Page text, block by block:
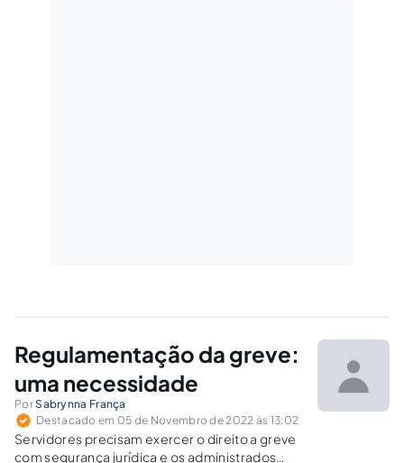
Regulamentação da greve:
uma necessidade
PorSabrynna França
Destacado em 05 de Novembro de 2022 às 13:02
Servidores precisam exercer o direito a greve
com segurança jurídica e os administrados